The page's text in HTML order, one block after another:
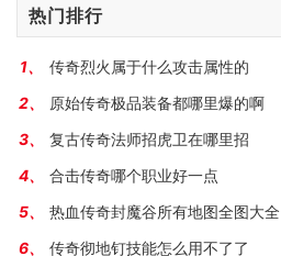
热门排行
传奇烈火属于什么攻击属性的
原始传奇极品装备都哪里爆的啊
复古传奇法师招虎卫在哪里招
合击传奇哪个职业好一点
热血传奇封魔谷所有地图全图大全
传奇彻地钉技能怎么用不了了